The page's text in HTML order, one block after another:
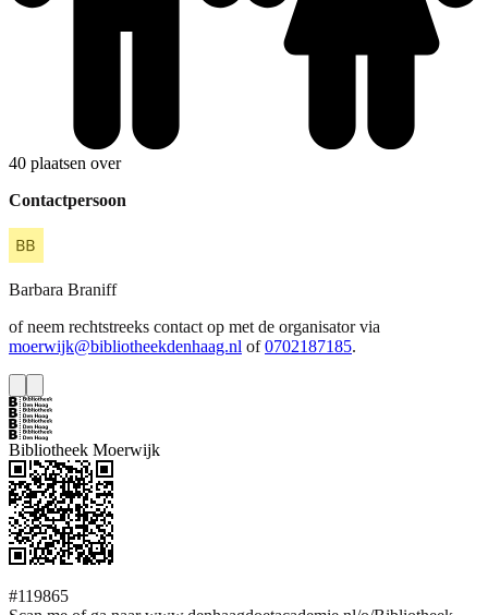
40 plaatsen over
Contactpersoon
Barbara Braniff
of neem rechtstreeks contact op met de organisator via
moerwijk@bibliotheekdenhaag.nl of 0702187185.
Bibliotheek Moerwijk
#119865